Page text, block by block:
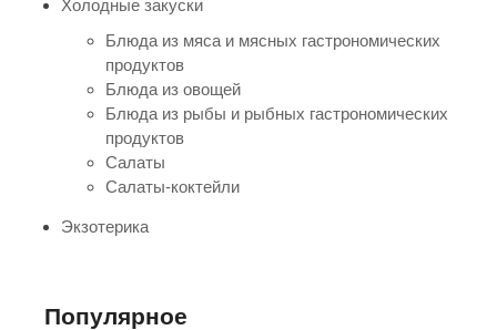
Холодные закуски
Блюда из мяса и мясных гастрономических
продуктов
Блюда из овощей
Блюда из рыбы и рыбных гастрономических
продуктов
Салаты
Салаты-коктейли
Экзотерика
Популярное